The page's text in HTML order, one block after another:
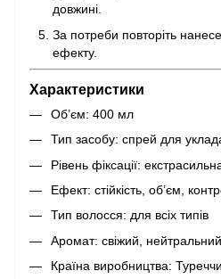
довжині.
За потреби повторіть
ефекту.
Характеристики
Об’єм: 400 мл
Тип засобу: спрей для
Рівень фіксації:
Ефект: стійкість, об’єм,
Тип волосся: для всіх типів
Аромат: свіжий, нейтральний
Країна виробництва: